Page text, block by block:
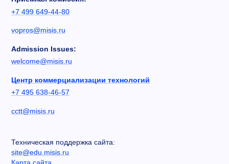
+7 499 649-44-80
vopros@misis.ru
Admission Issues:
welcome@misis.ru
Центр коммерциализации технологий
+7 495 638-46-57
cctt@misis.ru
Техническая поддержка сайта:
site@edu.misis.ru